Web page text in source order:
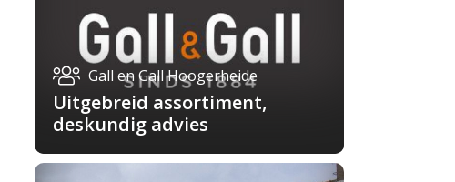
Gall en Gall Hoogerheide
Uitgebreid assortiment,
deskundig advies